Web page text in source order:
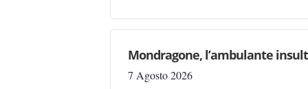
Mondragone, l’ambulante
7 Agosto 2026